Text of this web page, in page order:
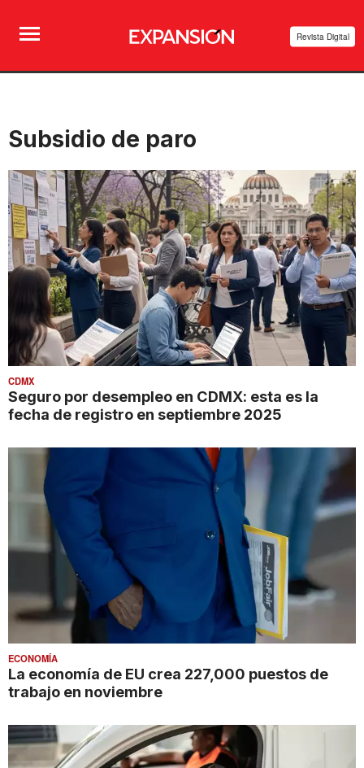
Revista Digital
Subsidio de paro
CDMX
Seguro por desempleo en CDMX: esta es la
fecha de registro en septiembre 2025
ECONOMÍA
La economía de EU crea 227,000 puestos de
trabajo en noviembre